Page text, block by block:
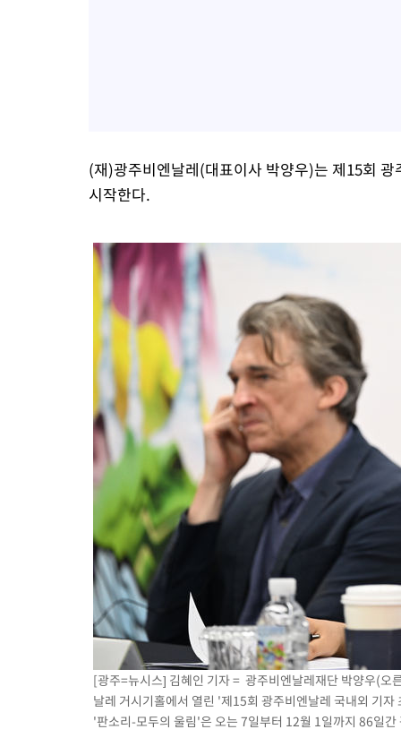
(재)광주비엔날레(대표이사 박양우)는 제15회
시작한다.
[광주=뉴시스] 김혜인 기자 = 광주비엔날레재단 박양우(오
날레 거시기홀에서 열린 '제15회 광주비엔날레 국내외 기
'판소리-모두의 울림'은 오는 7일부터 12월 1일까지 86일